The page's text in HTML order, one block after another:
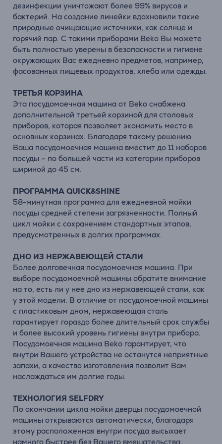
дезинфекции уничтожают более 99% вирусов и
бактерий. На создание линейки вдохновили такие
природные очищающие источники, как солнце и
горячий пар. С такими приборами Beko Вы можете
быть полностью уверены в безопасности и гигиене
окружающих Вас ежедневно предметов, например,
фасованных пищевых продуктов, хлеба или одежды.
ТРЕТЬЯ КОРЗИНА
Эта посудомоечная машина от Beko снабжена
дополнительной третьей корзиной для столовых
приборов, которая позволяет экономить место в
основных корзинах. Благодаря такому решению
Ваша посудомоечная машина вместит до 11 наборов
посуды – по большей части из категории приборов
шириной до 45 см.
ПРОГРАММА QUICK&SHINE
58-минутная программа для ежедневной мойки
посуды средней степени загрязненности. Полный
цикл мойки с сохранением стандартных этапов,
предусмотренных в долгих программах.
ДНО ИЗ НЕРЖАВЕЮЩЕЙ СТАЛИ
Более долговечная посудомоечная машина. При
выборе посудомоечной машины обратите внимание
на то, есть ли у нее дно из нержавеющей стали, как
у этой модели. В отличие от посудомоечной машины
с пластиковым дном, нержавеющая сталь
гарантирует гораздо более длительный срок службы
и более высокий уровень гигиены внутри прибора.
Посудомоечная машина Beko гарантирует, что
внутри Вашего устройства не останутся неприятные
запахи, а качество изготовления позволит Вам
наслаждаться им долгие годы.
ТЕХНОЛОГИЯ SELFDRY
По окончании цикла мойки дверцы посудомоечной
машины открываются автоматически, благодаря
этому расположенная внутри посуда высыхает
намного быстрее без Вашего вмешательства.